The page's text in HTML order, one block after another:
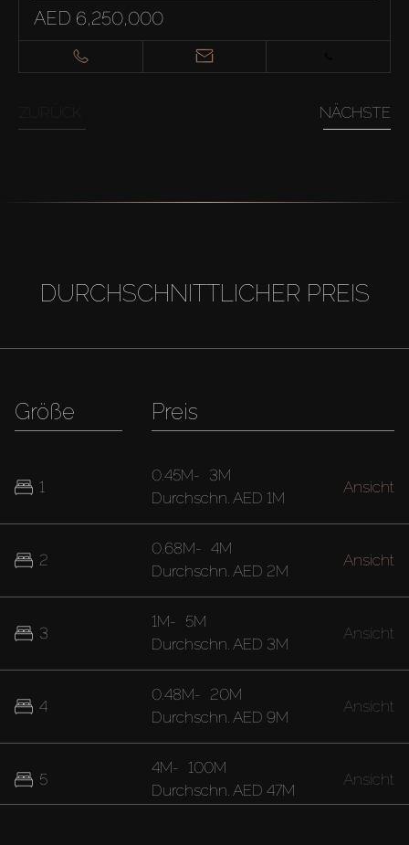
AED 6,250,000
NÄCHSTE
DURCHSCHNITTLICHER PREIS
Größe
1
2
3
4
5
Preis
0.45M- 3M
Durchschn. AED 1M
Ansicht
0.68M- 4M
Durchschn. AED 2M
Ansicht
1M- 5M
Durchschn. AED 3M
Ansicht
0.48M- 20M
Durchschn. AED 9M
Ansicht
4M- 100M
Durchschn. AED 47M
Ansicht